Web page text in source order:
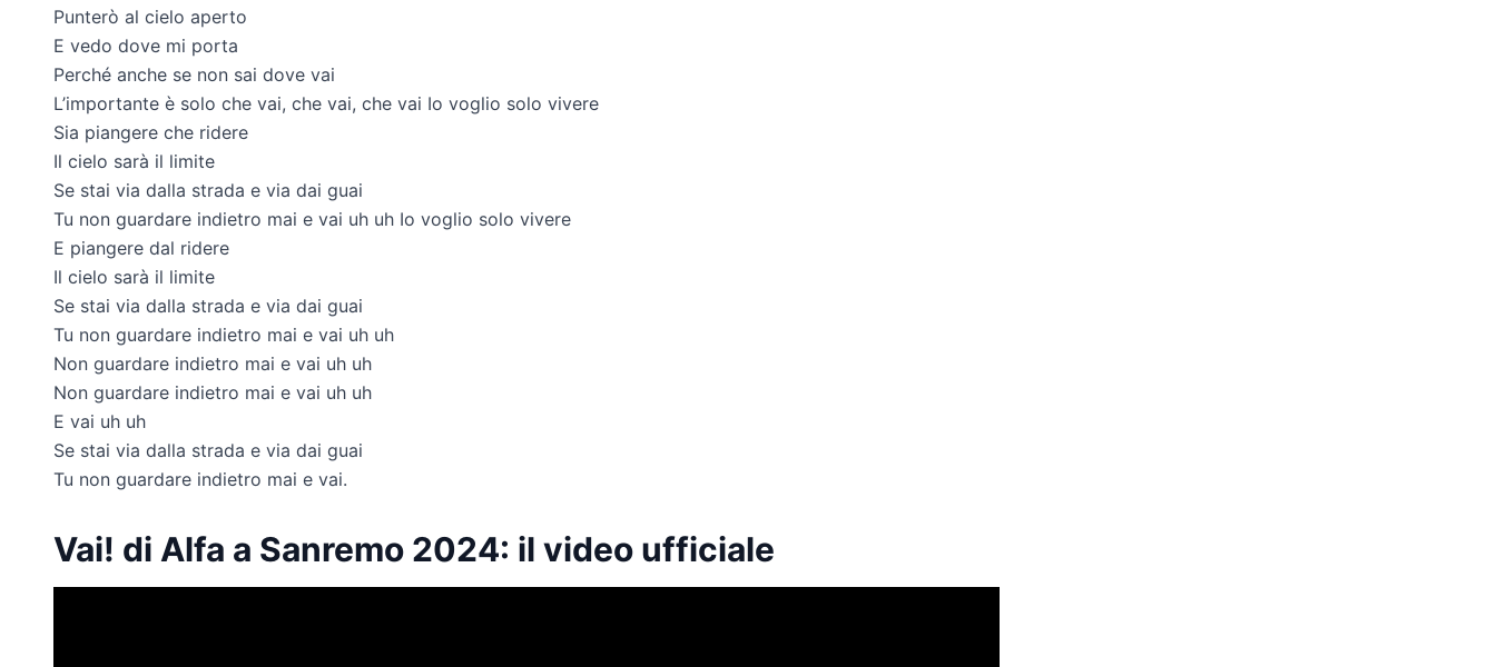
Punterò al cielo aperto
E vedo dove mi porta
Perché anche se non sai dove vai
L’importante è solo che vai, che vai, che vai Io voglio solo vivere
Sia piangere che ridere
Il cielo sarà il limite
Se stai via dalla strada e via dai guai
Tu non guardare indietro mai e vai uh uh Io voglio solo vivere
E piangere dal ridere
Il cielo sarà il limite
Se stai via dalla strada e via dai guai
Tu non guardare indietro mai e vai uh uh
Non guardare indietro mai e vai uh uh
Non guardare indietro mai e vai uh uh
E vai uh uh
Se stai via dalla strada e via dai guai
Tu non guardare indietro mai e vai.
Vai! di Alfa a Sanremo 2024: il video ufficiale